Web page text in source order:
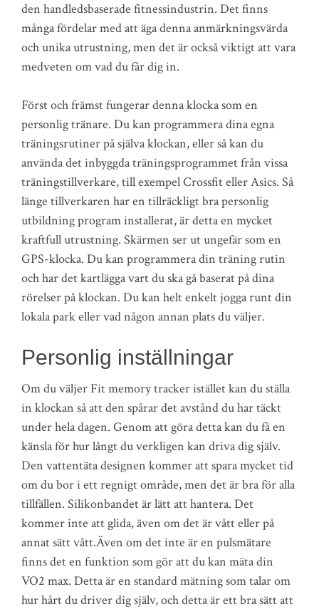
den handledsbaserade fitnessindustrin. Det finns
många fördelar med att äga denna anmärkningsvärda
och unika utrustning, men det är också viktigt att vara
medveten om vad du får dig in.
Först och främst fungerar denna klocka som en
personlig tränare. Du kan programmera dina egna
träningsrutiner på själva klockan, eller så kan du
använda det inbyggda träningsprogrammet från vissa
träningstillverkare, till exempel Crossfit eller Asics. Så
länge tillverkaren har en tillräckligt bra personlig
utbildning program installerat, är detta en mycket
kraftfull utrustning. Skärmen ser ut ungefär som en
GPS-klocka. Du kan programmera din träning rutin
och har det kartlägga vart du ska gå baserat på dina
rörelser på klockan. Du kan helt enkelt jogga runt din
lokala park eller vad någon annan plats du väljer.
Personlig inställningar
Om du väljer Fit memory tracker istället kan du ställa
in klockan så att den spårar det avstånd du har täckt
under hela dagen. Genom att göra detta kan du få en
känsla för hur långt du verkligen kan driva dig själv.
Den vattentäta designen kommer att spara mycket tid
om du bor i ett regnigt område, men det är bra för alla
tillfällen. Silikonbandet är lätt att hantera. Det
kommer inte att glida, även om det är vått eller på
annat sätt vått.Även om det inte är en pulsmätare
finns det en funktion som gör att du kan mäta din
VO2 max. Detta är en standard mätning som talar om
hur hårt du driver dig själv, och detta är ett bra sätt att